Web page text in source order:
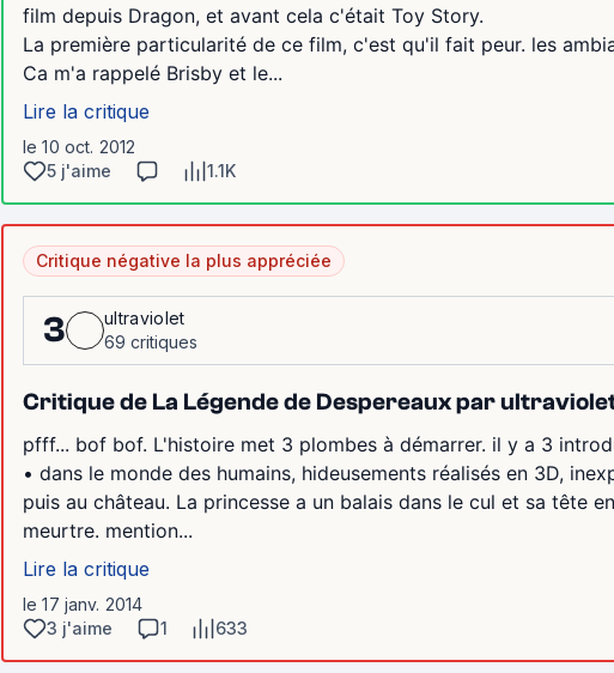
film depuis Dragon, et avant cela c'était Toy Story.
La première particularité de ce film, c'est qu'il fait peur. les
Ca m'a rappelé Brisby et le...
Lire la critique
le 10 oct. 2012
5 j'aime
1.1K
Critique négative la plus appréciée
3
ultraviolet
69 critiques
Critique de La Légende de Despereaux par
pfff... bof bof. L'histoire met 3 plombes à démarrer. il y a 3
• dans le monde des humains, hideusements réalisés en 3D,
puis au château. La princesse a un balais dans le cul et sa tête
meurtre. mention...
Lire la critique
le 17 janv. 2014
3 j'aime
1 633